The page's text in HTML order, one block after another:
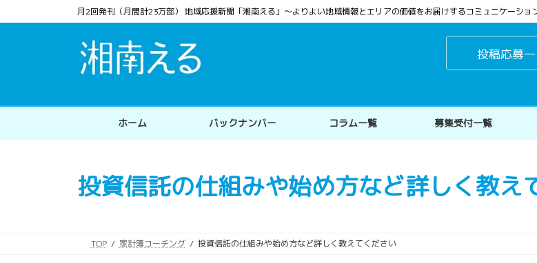
ン
ス
ビ
ン
月2回発刊（月間計23万部） 地域応援新聞「湘南える」〜よりよい地域情報とエリアの価値をお届けするコミュニケーショ
投稿応募
ホーム バックナンバー コラム一覧 募集受付一覧
投資信託の仕組みや始め方など詳しく教え
TOP 家計簿コーチング 投資信託の仕組みや始め方など詳しく教えてください